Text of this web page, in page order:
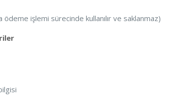
ödeme işlemi sürecinde kullanılır ve saklanmaz)